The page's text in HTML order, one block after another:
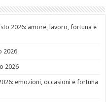
2026: amore, lavoro, fortuna e
2026
2026
emozioni, occasioni e fortuna